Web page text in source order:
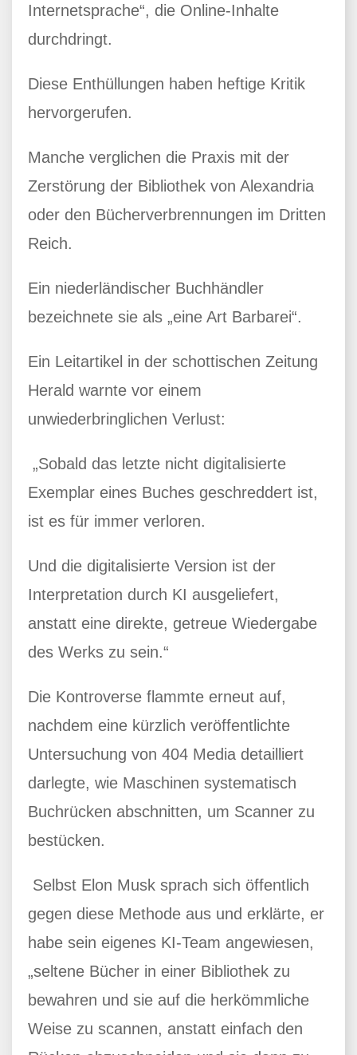
Internetsprache“, die Online-Inhalte
durchdringt.
Diese Enthüllungen haben heftige Kritik
hervorgerufen.
Manche verglichen die Praxis mit der
Zerstörung der Bibliothek von Alexandria
oder den Bücherverbrennungen im Dritten
Reich.
Ein niederländischer Buchhändler
bezeichnete sie als „eine Art Barbarei“.
Ein Leitartikel in der schottischen Zeitung
Herald warnte vor einem
unwiederbringlichen Verlust:
„Sobald das letzte nicht digitalisierte
Exemplar eines Buches geschreddert ist,
ist es für immer verloren.
Und die digitalisierte Version ist der
Interpretation durch KI ausgeliefert,
anstatt eine direkte, getreue Wiedergabe
des Werks zu sein.“
Die Kontroverse flammte erneut auf,
nachdem eine kürzlich veröffentlichte
Untersuchung von 404 Media detailliert
darlegte, wie Maschinen systematisch
Buchrücken abschnitten, um Scanner zu
bestücken.
Selbst Elon Musk sprach sich öffentlich
gegen diese Methode aus und erklärte, er
habe sein eigenes KI-Team angewiesen,
„seltene Bücher in einer Bibliothek zu
bewahren und sie auf die herkömmliche
Weise zu scannen, anstatt einfach den